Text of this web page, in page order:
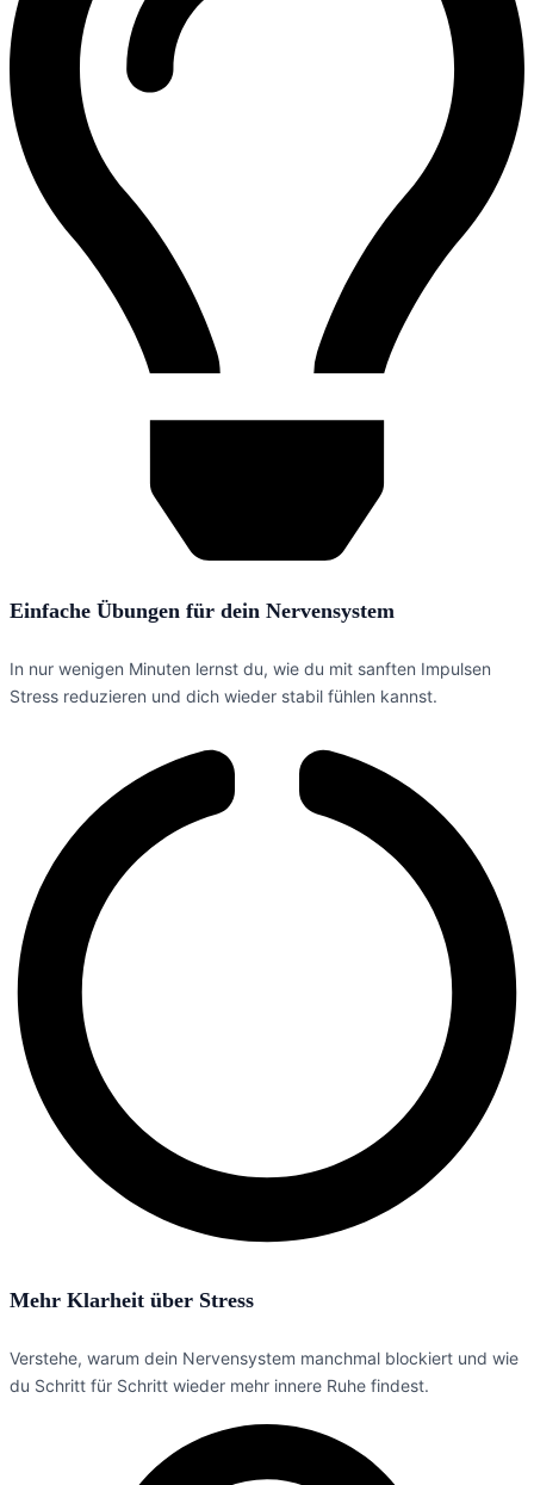
Einfache Übungen für dein Nervensystem
In nur wenigen Minuten lernst du, wie du mit sanften Impulsen
Stress reduzieren und dich wieder stabil fühlen kannst.
Mehr Klarheit über Stress
Verstehe, warum dein Nervensystem manchmal blockiert und wie
du Schritt für Schritt wieder mehr innere Ruhe findest.